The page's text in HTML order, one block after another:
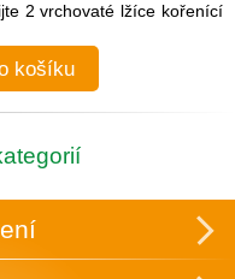
2 vrchovaté lžíce kořenící
přimíchejte kořenící
také na pánvi olivový olej
aby se rozvonělo a
košíku